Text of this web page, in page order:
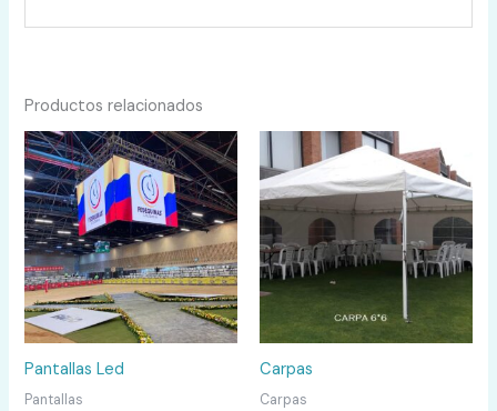
Productos relacionados
Pantallas Led
Pantallas
Carpas
Carpas